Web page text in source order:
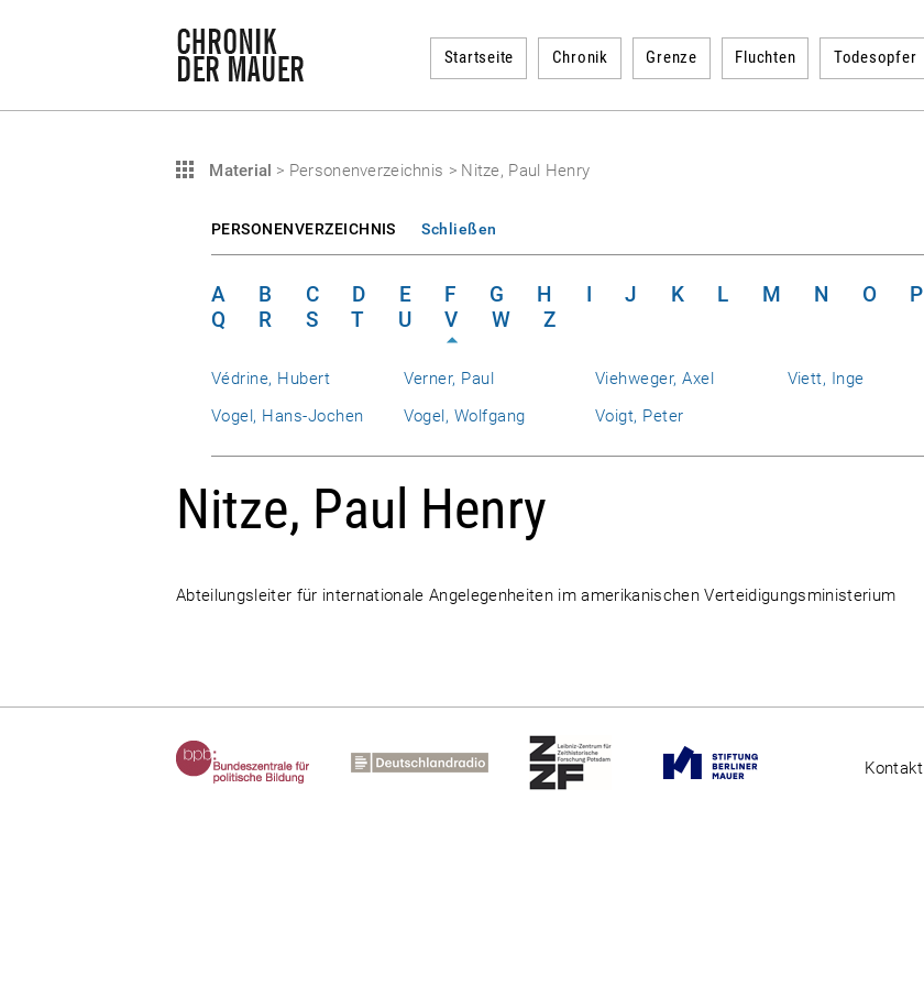
Startseite Chronik Grenze Fluchten Todesopfer
Material > Personenverzeichnis > Nitze, Paul Henry
PERSONENVERZEICHNIS Schließen
A B C D E F G H I J K L M N O
P
Q
R S T U V W Z
Védrine, Hubert Verner, Paul Viehweger, Axel
Viett, Inge
Vogel, Hans-Jochen
Vogel, Wolfgang Voigt, Peter
Nitze, Paul Henry
Abteilungsleiter für internationale Angelegenheiten im amerikanischen Verteidigungsministerium
Kontakt